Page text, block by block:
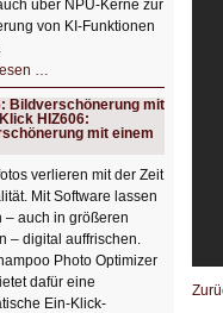
über NPU-Kerne zur
von KI-Funktionen
…
Schicker
kompakter
Rechenturbo
Bildverschönerung mit
HIZ606:
mit einem
verlieren mit der Zeit
Mit Software lassen
– auch in größeren
– digital auffrischen.
Photo Optimizer
dafür eine
Ein-Klick-